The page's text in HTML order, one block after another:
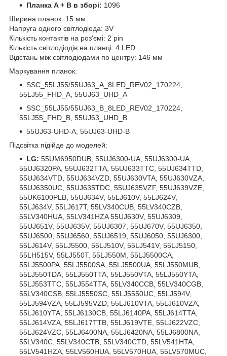
Планка A + B в зборі: 1096
Ширина планок: 15 мм
Напруга одного світлодіода: 3V
Кількість контактів на роз'ємі: 2 pin
Кількість світлодіодів на планці: 4 LED
Відстань між світлодіодами по центру: 146 мм
Маркування планок:
SSC_55LJ55/55UJ63_A_8LED_REV02_170224,
55LJ55_FHD_A, 55UJ63_UHD_A
SSC_55LJ55/55UJ63_B_8LED_REV02_170224,
55LJ55_FHD_B, 55UJ63_UHD_B
55UJ63-UHD-A, 55UJ63-UHD-B
Підсвітка підійде до моделей:
LG: 55UM6950DUB, 55UJ6300-UA, 55UJ6300-UA,
55UJ6320PA, 55UJ632TTA, 55UJ633TTC, 55UJ634TTD,
55UJ634VTD, 55UJ634VZD, 55UJ630VTA, 55UJ630VZA,
55UJ6350UC, 55UJ635TDC, 55UJ635VZF, 55UJ639VZE,
55UK6100PLB, 55UJ634V, 55LJ610V, 55LJ624V,
55LJ634V, 55LJ617T, 55LV340CUB, 55LV340CZB,
55LV340HUA, 55LV341HZA 55UJ630V, 55UJ6309,
55UJ651V, 55UJ635V, 55UJ6307, 55UJ670V, 55UJ6350,
55UJ6500, 55UJ6560, 55UJ6519, 55UJ6050, 55UJ6300,
55LJ614V, 55LJ5500, 55LJ510V, 55LJ541V, 55LJ5150,
55LH515V, 55LJ550T, 55LJ550M, 55LJ5500CA,
55LJ5500PA, 55LJ5500SA, 55LJ5500UA, 55LJ550MUB,
55LJ550TDA, 55LJ550TTA, 55LJ550VTA, 55LJ550YTA,
55LJ553TTC, 55LJ554TTA, 55LV340CCB, 55LV340CGB,
55LV340CSB, 55LJ5550SC, 55LJ5550UC, 55LJ594V,
55LJ594VZA, 55LJ595VZD, 55LJ610VTA, 55LJ610VZA,
55LJ610YTA, 55LJ6130CB, 55LJ6140PA, 55LJ614TTA,
55LJ614VZA, 55LJ617TTB, 55LJ619VTE, 55LJ622VZC,
55LJ624VZC, 55LJ6400NA, 55LJ6420NA, 55LJ6800NA,
55LV340C, 55LV340CTB, 55LV340CTD, 55LV541HTA,
55LV541HZA, 55LV560HUA, 55LV570HUA, 55LV570MUC,